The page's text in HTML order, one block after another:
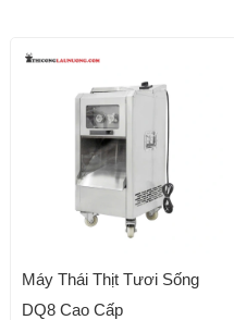
Máy Thái Thịt Tươi Sống
DQ8 Cao Cấp